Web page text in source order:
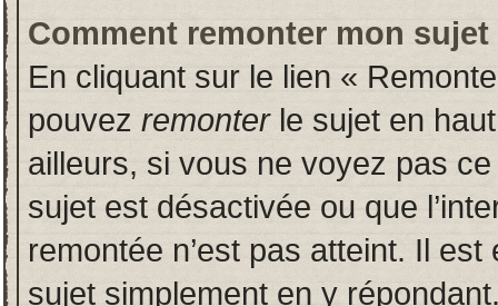
Comment remonter mon sujet
En cliquant sur le lien «
pouvez remonterle sujet en
ailleurs, si vous ne voyez pas
sujet est désactivée ou que
remontée n’est pas atteint. Il
sujet simplement en y